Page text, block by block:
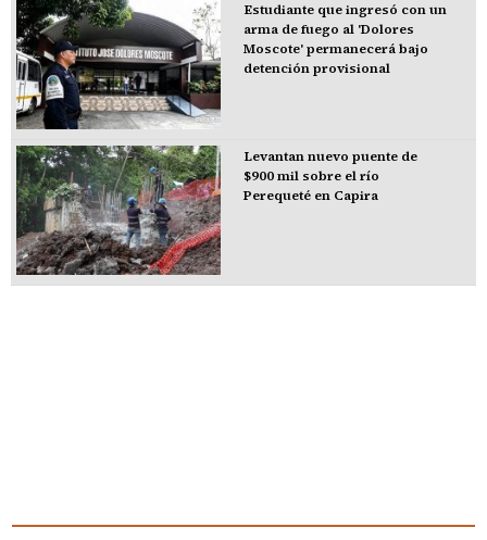
Estudiante que ingresó con un
arma de fuego al 'Dolores
Moscote' permanecerá bajo
detención provisional
Levantan nuevo puente de
$900 mil sobre el río
Perequeté en Capira